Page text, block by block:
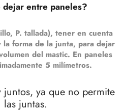
entre paneles?
P. tallada), tener en cuenta
forma de la junta, para dejar
del mastic. En paneles
5 milímetros.
juntos, ya que no permite
juntas.